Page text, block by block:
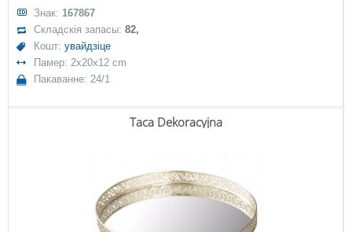
Знак: 167867
Складскія запасы:82,
Кошт:увайдзіце
Памер: 2x20x12 cm
Пакаванне: 24/1
Taca Dekoracyjna